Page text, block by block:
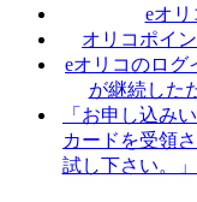
eオ
オリコポイ
eオリコのログ
が継続した
「お申し込み
カードを受領
試し下さい。